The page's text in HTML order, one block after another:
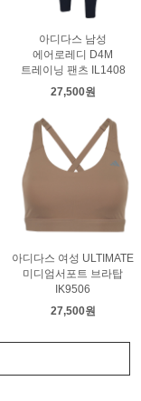
아디다스 남성
에어로레디 D4M
트레이닝 팬츠 IL1408
27,500원
아디다스 여성 ULTIMATE
미디엄서포트 브라탑
IK9506
27,500원